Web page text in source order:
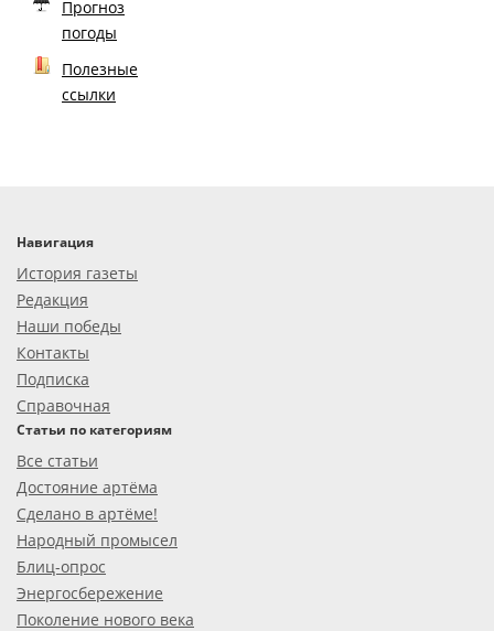
Прогноз
погоды
Полезные
ссылки
Навигация
История газеты
Редакция
Наши победы
Контакты
Подписка
Справочная
Статьи по категориям
Все статьи
Достояние артёма
Сделано в артёме!
Народный промысел
Блиц-опрос
Энергосбережение
Поколение нового века